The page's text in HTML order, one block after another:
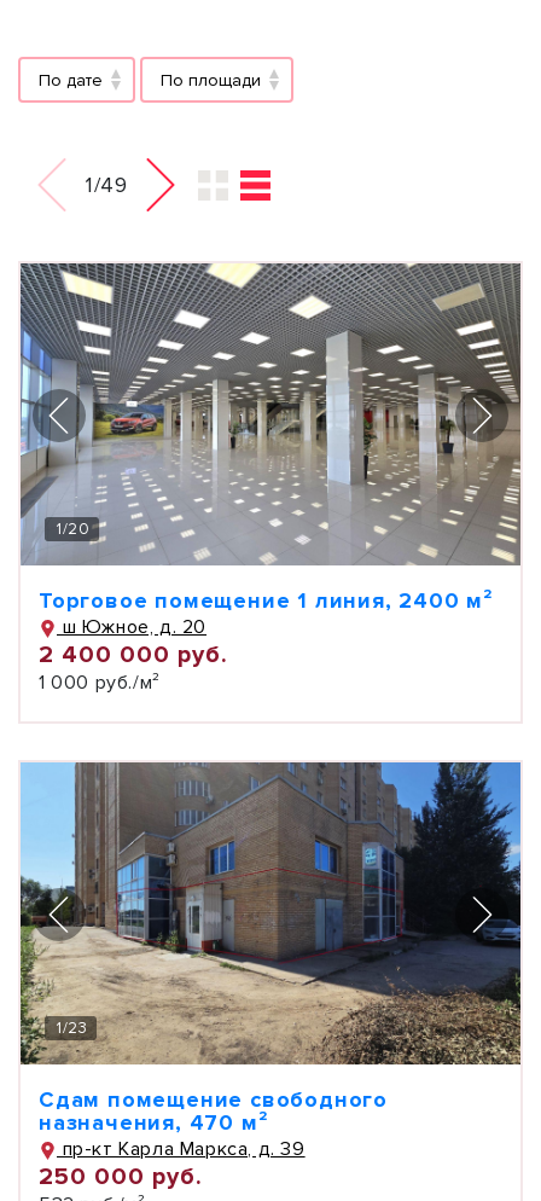
По дате По площади
1/49
1/20
Торговое помещение 1 линия, 2400 м²
ш Южное, д. 20
2 400 000 руб.
1 000 руб./м²
1/23
Сдам помещение свободного
назначения, 470 м²
пр-кт Карла Маркса, д. 39
250 000 руб.